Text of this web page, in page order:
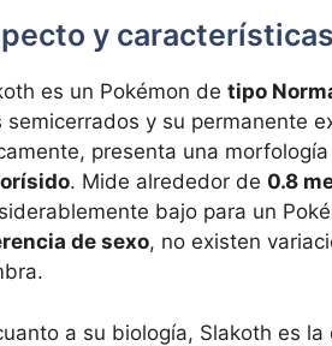
y
es un Pokémon de tipo
semicerrados y su permanente
presenta una
. Mide alrededor de 0.8
bajo para un
de sexo, no existen
a su biología, Slakoth es